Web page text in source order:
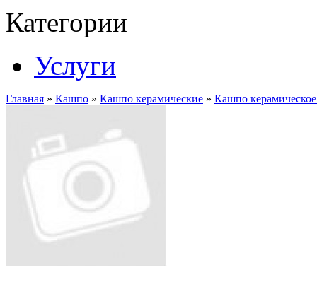
Категории
Услуги
Главная » Кашпо » Кашпо керамические » Кашпо